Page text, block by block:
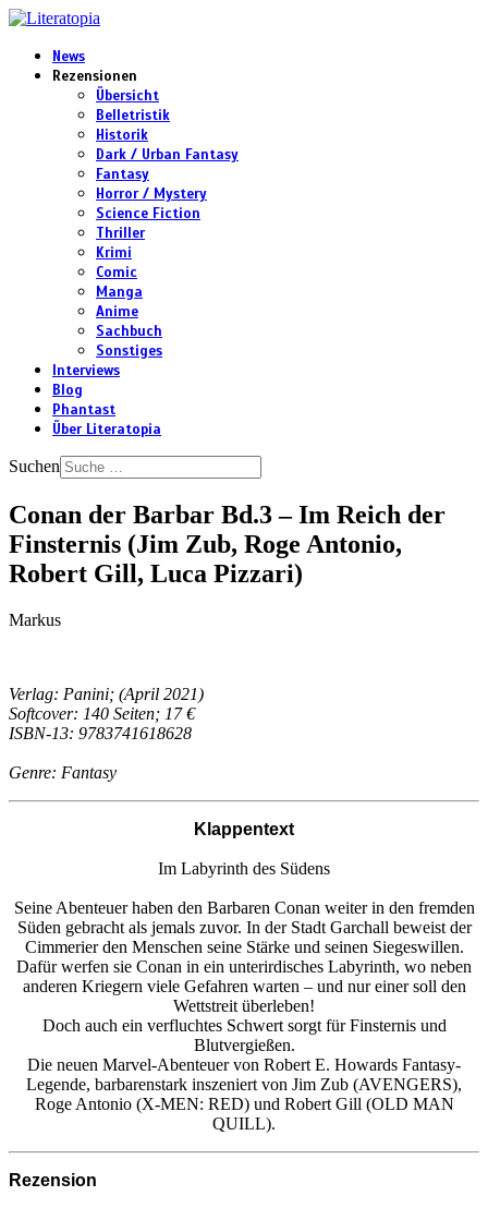
News
Rezensionen
Übersicht
Belletristik
Historik
Dark / Urban Fantasy
Fantasy
Horror / Mystery
Science Fiction
Thriller
Krimi
Comic
Manga
Anime
Sachbuch
Sonstiges
Interviews
Blog
Phantast
Über Literatopia
Suchen
Conan der Barbar Bd.3 – Im Reich der
Finsternis (Jim Zub, Roge Antonio,
Robert Gill, Luca Pizzari)
Markus
Verlag: Panini; (April 2021)
Softcover: 140 Seiten; 17 €
ISBN-13: 9783741618628
Genre: Fantasy
Klappentext
Im Labyrinth des Südens
Seine Abenteuer haben den Barbaren Conan weiter in den fremden
Süden gebracht als jemals zuvor. In der Stadt Garchall beweist der
Cimmerier den Menschen seine Stärke und seinen Siegeswillen.
Dafür werfen sie Conan in ein unterirdisches Labyrinth, wo neben
anderen Kriegern viele Gefahren warten – und nur einer soll den
Wettstreit überleben!
Doch auch ein verfluchtes Schwert sorgt für Finsternis und
Blutvergießen.
Die neuen Marvel-Abenteuer von Robert E. Howards Fantasy-
Legende, barbarenstark inszeniert von Jim Zub (AVENGERS),
Roge Antonio (X-MEN: RED) und Robert Gill (OLD MAN
QUILL).
Rezension